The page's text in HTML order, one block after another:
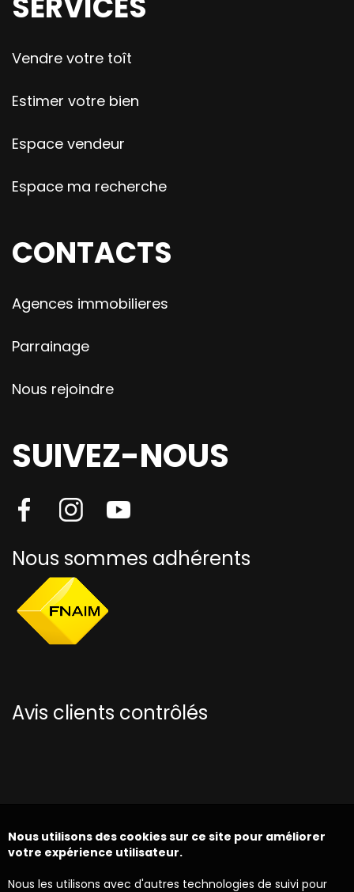
Vendre votre toît
Estimer votre bien
Espace vendeur
Espace ma recherche
CONTACTS
Agences immobilieres
Parrainage
Nous rejoindre
SUIVEZ-NOUS
Nous sommes adhérents
Avis clients contrôlés
Nous utilisons des cookies sur ce site pour améliorer
votre expérience utilisateur.
Nous les utilisons avec d'autres technologies de suivi pour